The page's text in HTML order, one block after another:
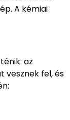
A kémiai
az
vesznek fel, és